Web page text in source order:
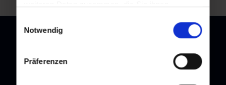
Nutzung der Dienste gesammelt haben.
Notwendig
Präferenzen